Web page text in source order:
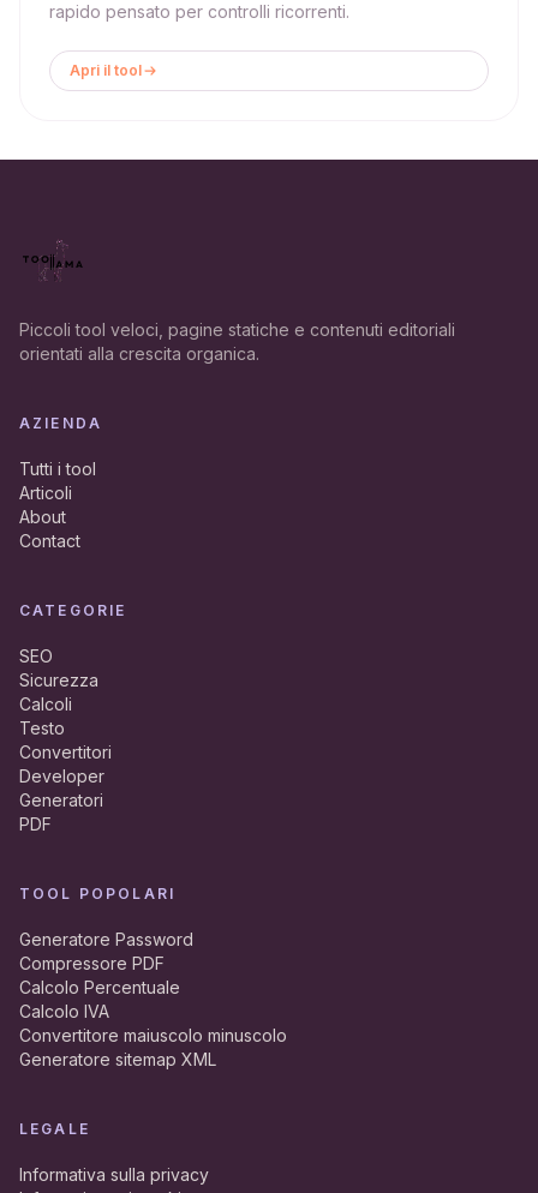
rapido pensato per controlli ricorrenti.
Apri il tool
Piccoli tool veloci, pagine statiche e contenuti editoriali
orientati alla crescita organica.
AZIENDA
Tutti i tool
Articoli
About
Contact
CATEGORIE
SEO
Sicurezza
Calcoli
Testo
Convertitori
Developer
Generatori
PDF
TOOL POPOLARI
Generatore Password
Compressore PDF
Calcolo Percentuale
Calcolo IVA
Convertitore maiuscolo minuscolo
Generatore sitemap XML
LEGALE
Informativa sulla privacy